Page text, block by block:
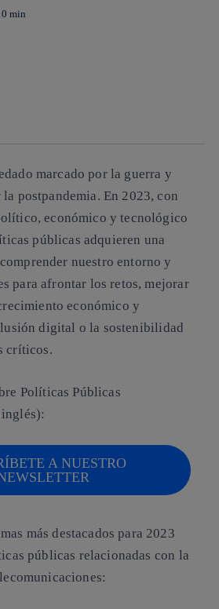
min
marcado por la guerra y
postpandemia. En 2023, con
económico y tecnológico
públicas adquieren una
nuestro entorno y
para afrontar los retos, mejorar
económico y
digital o la sostenibilidad
críticos.
Políticas Públicas
A NUESTRO
más destacados para 2023
públicas relacionadas con la